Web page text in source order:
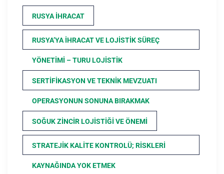
RUSYA İHRACAT
RUSYA’YA İHRACAT VE LOJISTIK SÜREÇ
YÖNETIMI – TURU LOJISTIK
SERTIFIKASYON VE TEKNIK MEVZUATI
OPERASYONUN SONUNA BIRAKMAK
SOĞUK ZINCIR LOJISTIĞI VE ÖNEMI
STRATEJIK KALITE KONTROLÜ; RISKLERI
KAYNAĞINDA YOK ETMEK